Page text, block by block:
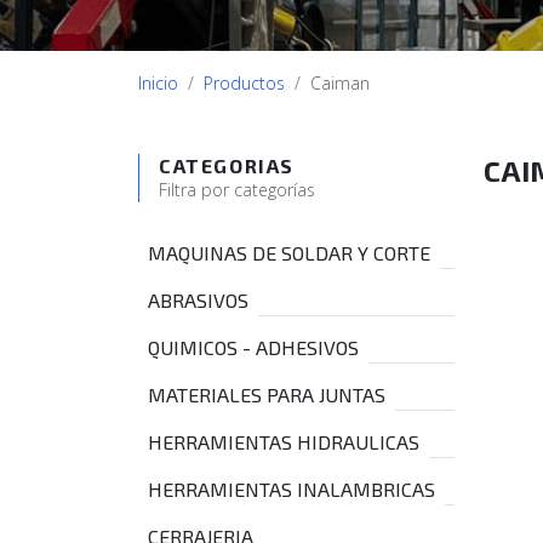
Inicio Productos Caiman
CATEGORIAS
Filtra por categorías
MAQUINAS DE SOLDAR Y CORTE
ABRASIVOS
QUIMICOS - ADHESIVOS
MATERIALES PARA JUNTAS
HERRAMIENTAS HIDRAULICAS
HERRAMIENTAS INALAMBRICAS
CERRAJERIA